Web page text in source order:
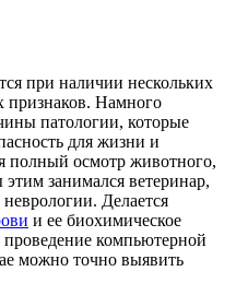
при наличии нескольких
Намного
патологии, которые
для жизни и
полный осмотр животного,
занимался ветеринар,
Делается
и ее биохимическое
проведение компьютерной
можно точно выявить